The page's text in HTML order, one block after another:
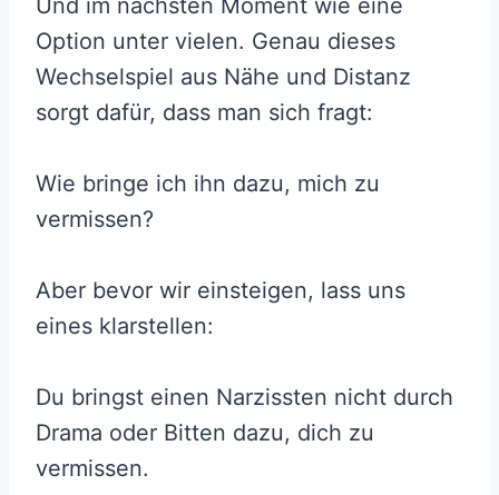
Und im nächsten Moment wie eine
Option unter vielen. Genau dieses
Wechselspiel aus Nähe und Distanz
sorgt dafür, dass man sich fragt:
Wie bringe ich ihn dazu, mich zu
vermissen?
Aber bevor wir einsteigen, lass uns
eines klarstellen:
Du bringst einen Narzissten nicht durch
Drama oder Bitten dazu, dich zu
vermissen.